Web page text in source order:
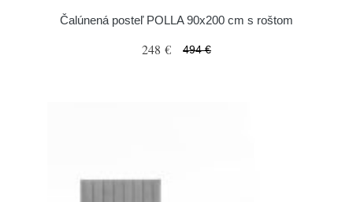
Čalúnená posteľ POLLA 90x200 cm s roštom
248 € 494 €